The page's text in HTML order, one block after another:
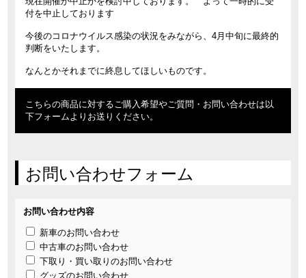
付を中止しております
今後のコロナウイルス感染の状況をみながら、4月中旬に最終的
判断をいたします。
なんとかそれまでに終息してほしいものです。
こちらの商品に対するご購入希望やご質問・お問い合わせは以
下フォームよりお送りください。
お問い合わせフォーム
お問い合わせ内容
新車のお問い合わせ
中古車のお問い合わせ
下取り・買い取りのお問い合わせ
グッズのお問い合わせ